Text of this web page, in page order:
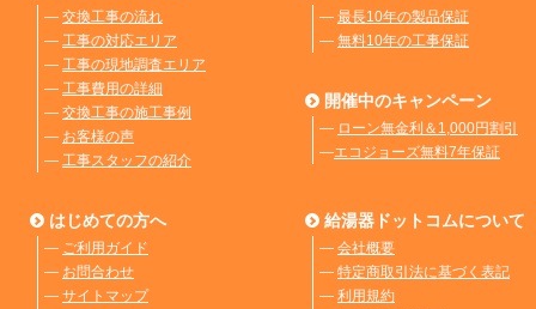
― 交換工事の流れ
― 工事の対応エリア
― 工事の現地調査エリア
― 工事費用の詳細
― 交換工事の施工事例
― お客様の声
― 工事スタッフの紹介
― 最長10年の製品保証
― 無料10年の工事保証
開催中のキャンペーン
― ローン無金利＆1,000円割引
―エコジョーズ無料7年保証
はじめての方へ
― ご利用ガイド
― お問合わせ
― サイトマップ
給湯器ドットコムについて
― 会社概要
― 特定商取引法に基づく表記
― 利用規約